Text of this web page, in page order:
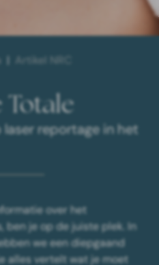
Artikel NRC
Totale
reportage in het
over het
ben je op de juiste plek. In
we een diepgaand
alles vertelt wat je moet